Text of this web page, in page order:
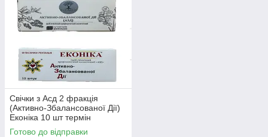
Свічки з Асд 2 фракція
(Активно-Збалансованої Дії)
Еконіка 10 шт термін
придатності 04.28
Готово до відправки